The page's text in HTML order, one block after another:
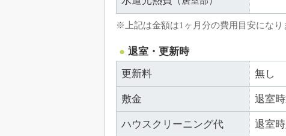
※上記は金額は1ヶ月分の費用目安になり
退室・更新時
更新料
無し
敷金 退室
ハウスクリーニング代 退室